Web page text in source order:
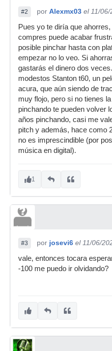
#2 por Alexmx03 el 11/06/
Pues yo te diría que
compres puede acabar
posible pinchar hasta con
empezar no lo veo. Si
gastarás el dinero dos
modestos Stanton t60, un
acura, que aún siendo de
muy flojo, pero si no tienes
pinchando te pueden volver
años pinchando, casi me
pitch y además, hace como
no es imprescindible (por
música en digital).
1
#3 por josevi6 el 11/06/
vale, entonces tocara
-100 me puedo ir olvidando?